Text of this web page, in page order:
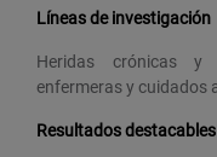
Líneas de investigación
Heridas crónicas y
enfermeras y cuidados
Resultados destacables